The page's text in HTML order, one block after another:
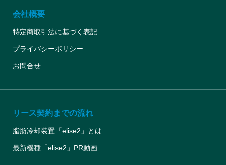
会社概要
特定商取引法に基づく表記
プライバシーポリシー
お問合せ
リース契約までの流れ
脂肪冷却装置「elise2」とは
最新機種「elise2」PR動画